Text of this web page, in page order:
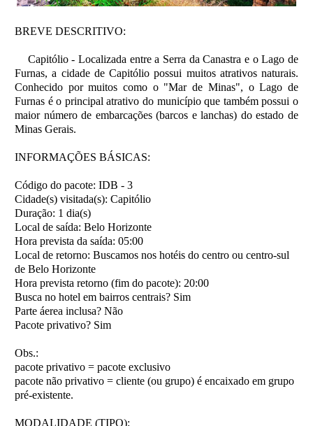
BREVE DESCRITIVO:
Capitólio - Localizada entre a Serra da Canastra e o Lago de
Furnas, a cidade de Capitólio possui muitos atrativos naturais.
Conhecido por muitos como o "Mar de Minas", o Lago de
Furnas é o principal atrativo do município que também possui o
maior número de embarcações (barcos e lanchas) do estado de
Minas Gerais.
INFORMAÇÕES BÁSICAS:
Código do pacote: IDB - 3
Cidade(s) visitada(s): Capitólio
Duração: 1 dia(s)
Local de saída: Belo Horizonte
Hora prevista da saída: 05:00
Local de retorno: Buscamos nos hotéis do centro ou centro-sul
de Belo Horizonte
Hora prevista retorno (fim do pacote): 20:00
Busca no hotel em bairros centrais? Sim
Parte áerea inclusa? Não
Pacote privativo? Sim
Obs.:
pacote privativo = pacote exclusivo
pacote não privativo = cliente (ou grupo) é encaixado em grupo
pré-existente.
MODALIDADE (TIPO):